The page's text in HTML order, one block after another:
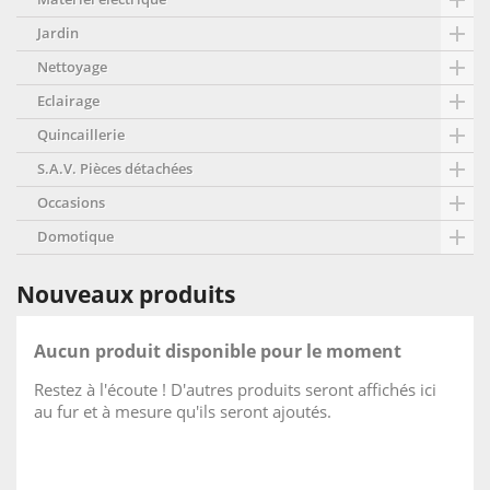
Jardin 
Nettoyage 
Eclairage 
Quincaillerie 
S.A.V. Pièces détachées 
Occasions 
Domotique 
Nouveaux produits
Aucun produit disponible pour le moment
Restez à l'écoute ! D'autres produits seront affichés ici
au fur et à mesure qu'ils seront ajoutés.